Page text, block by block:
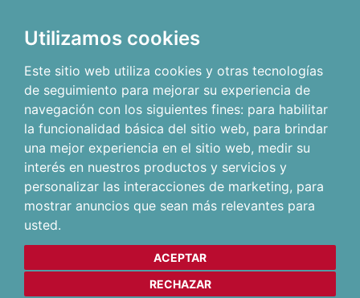
Utilizamos cookies
Este sitio web utiliza cookies y otras tecnologías
de seguimiento para mejorar su experiencia de
navegación con los siguientes fines: para habilitar
la funcionalidad básica del sitio web, para brindar
una mejor experiencia en el sitio web, medir su
interés en nuestros productos y servicios y
personalizar las interacciones de marketing, para
mostrar anuncios que sean más relevantes para
usted.
ACEPTAR
RECHAZAR